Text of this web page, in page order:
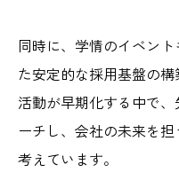
同時に、学情のイベン
た安定的な採用基盤の
活動が早期化する中で
ーチし、会社の未来を
考えています。